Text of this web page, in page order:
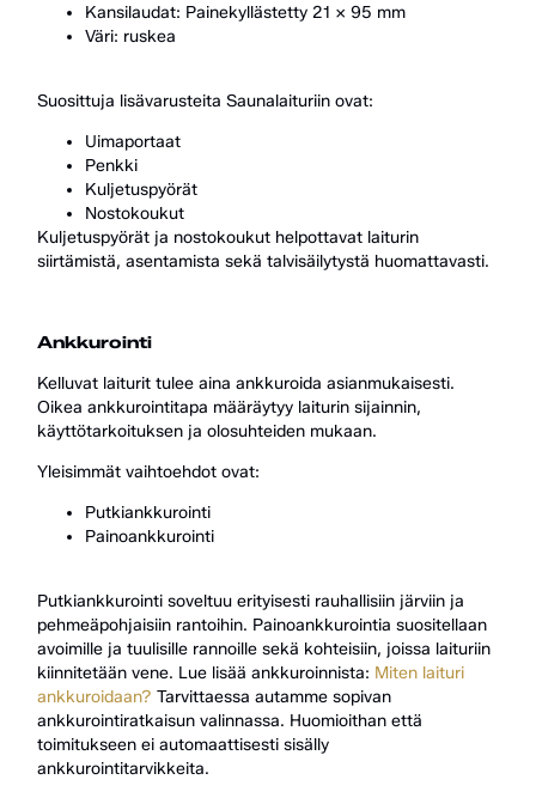
Kansilaudat: Painekyllästetty 21 x 95 mm
Väri: ruskea
Suosittuja lisävarusteita Saunalaituriin ovat:
Uimaportaat
Penkki
Kuljetuspyörät
Nostokoukut
Kuljetuspyörät ja nostokoukut helpottavat laiturin
siirtämistä, asentamista sekä talvisäilytystä huomattavasti.
Ankkurointi
Kelluvat laiturit tulee aina ankkuroida asianmukaisesti.
Oikea ankkurointitapa määräytyy laiturin sijainnin,
käyttötarkoituksen ja olosuhteiden mukaan.
Yleisimmät vaihtoehdot ovat:
Putkiankkurointi
Painoankkurointi
Putkiankkurointi soveltuu erityisesti rauhallisiin järviin ja
pehmeäpohjaisiin rantoihin. Painoankkurointia suositellaan
avoimille ja tuulisille rannoille sekä kohteisiin, joissa laituriin
kiinnitetään vene. Lue lisää ankkuroinnista: Miten laituri
ankkuroidaan?Tarvittaessa autamme sopivan
ankkurointiratkaisun valinnassa. Huomioithan että
toimitukseen ei automaattisesti sisälly
ankkurointitarvikkeita.